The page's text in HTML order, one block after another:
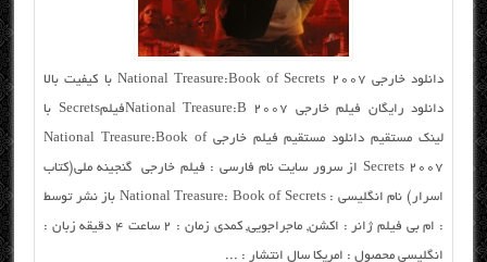
دانلود خارجی ۲۰۰۷ National Treasure:Book of Secrets با کیفیت بالا
دانلود رایگان فیلم خارجی ۲۰۰۷ National Treasure:BفیلمSecrets با
لینک مستقیم دانلود مستقیم فیلم خارجی National Treasure:Book of
Secrets 2007 از سرور سایت نام فارسی : فیلم خارجی گنجینه ملی(کتاب
اسرار) نام انگلیسی : National Treasure: Book of Secrets باز نشر توسط
: ام بی فیلم ژانر : اکشن, ماجراجویی, کمدی زمان : ۲ ساعت ۴ دقیقه زبان :
انگلیسی محصول : امریکا سال انتشار : ...